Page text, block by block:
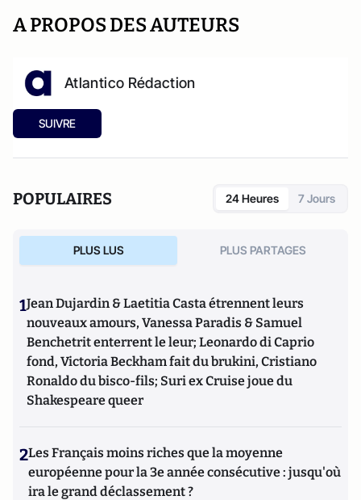
A PROPOS DES AUTEURS
Atlantico Rédaction
SUIVRE
POPULAIRES 24 Heures 7 Jours
PLUS LUS PLUS PARTAGES
1Jean Dujardin & Laetitia Casta étrennent leurs
nouveaux amours, Vanessa Paradis & Samuel
Benchetrit enterrent le leur; Leonardo di Caprio
fond, Victoria Beckham fait du brukini, Cristiano
Ronaldo du bisco-fils; Suri ex Cruise joue du
Shakespeare queer
2Les Français moins riches que la moyenne
européenne pour la 3e année consécutive : jusqu'où
ira le grand déclassement ?